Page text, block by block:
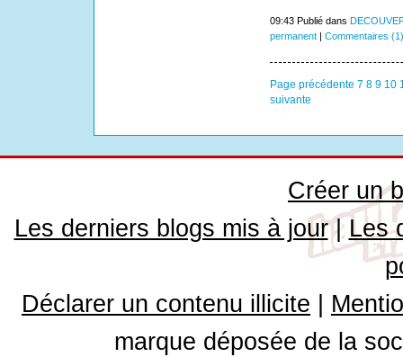
09:43 Publié dans
permanent| Commentaires (1)
Page précédente 7 8 9 10
suivante
Créer un
Les derniers blogs mis à jour| Les
Déclarer un contenu illicite
marque déposée de la